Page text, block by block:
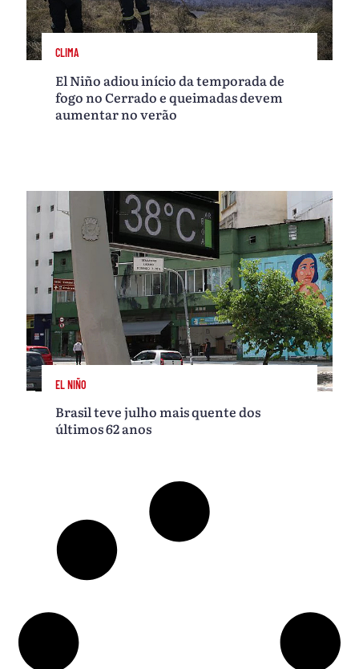
CLIMA
El Niño adiou início da temporada de
fogo no Cerrado e queimadas devem
aumentar no verão
EL NIÑO
Brasil teve julho mais quente dos
últimos 62 anos